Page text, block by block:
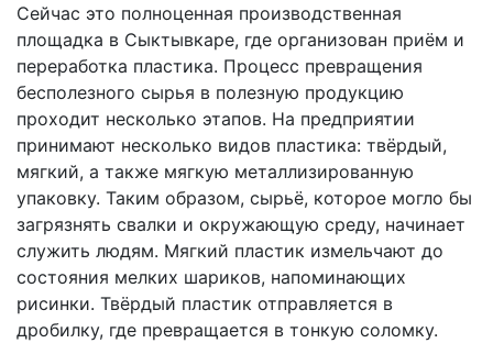
Сейчас это полноценная производственная
площадка в Сыктывкаре, где организован приём и
переработка пластика. Процесс превращения
бесполезного сырья в полезную продукцию
проходит несколько этапов. На предприятии
принимают несколько видов пластика: твёрдый,
мягкий, а также мягкую металлизированную
упаковку. Таким образом, сырьё, которое могло бы
загрязнять свалки и окружающую среду, начинает
служить людям. Мягкий пластик измельчают до
состояния мелких шариков, напоминающих
рисинки. Твёрдый пластик отправляется в
дробилку, где превращается в тонкую соломку.